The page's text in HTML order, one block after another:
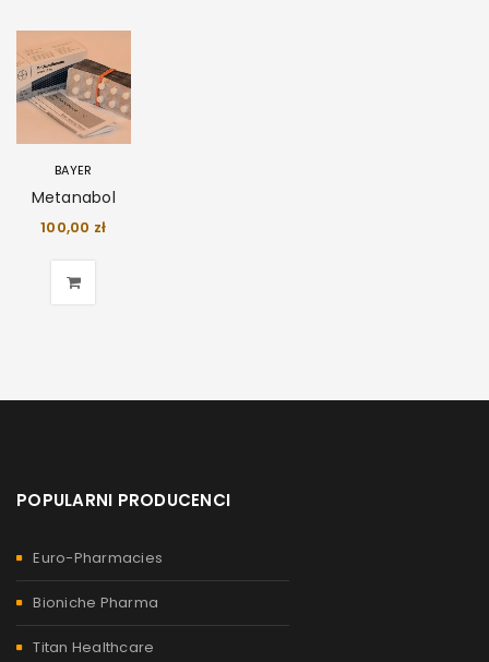
BAYER
Metanabol
100,00 zł
POPULARNI PRODUCENCI
Euro-Pharmacies
Bioniche Pharma
Titan Healthcare